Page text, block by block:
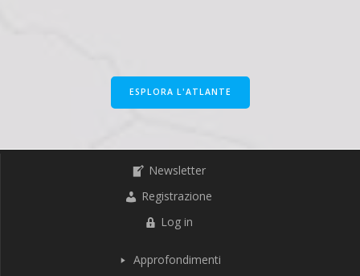
ESPLORA L'ATLANTE
Newsletter
Registrazione
Log in
Approfondimenti